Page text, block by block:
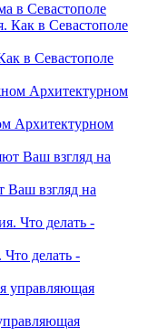
в Севастополе
в Севастополе
Архитектурном
Ваш взгляд на
делать -